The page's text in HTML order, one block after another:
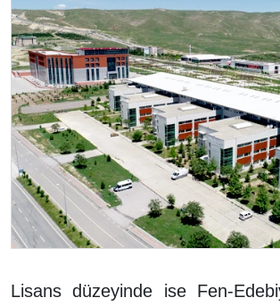
Lisans düzeyinde ise Fen-